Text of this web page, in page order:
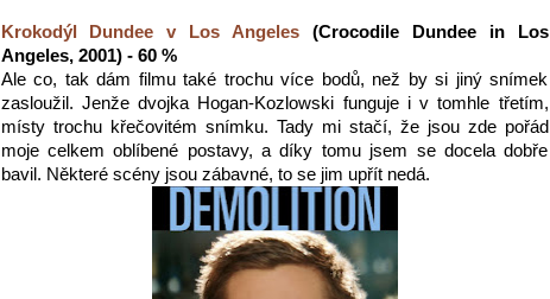
Krokodýl Dundee v Los Angeles (Crocodile Dundee in Los
Angeles, 2001) - 60 %
Ale co, tak dám filmu také trochu více bodů, než by si jiný snímek
zasloužil. Jenže dvojka Hogan-Kozlowski funguje i v tomhle třetím,
místy trochu křečovitém snímku. Tady mi stačí, že jsou zde pořád
moje celkem oblíbené postavy, a díky tomu jsem se docela dobře
bavil. Některé scény jsou zábavné, to se jim upřít nedá.